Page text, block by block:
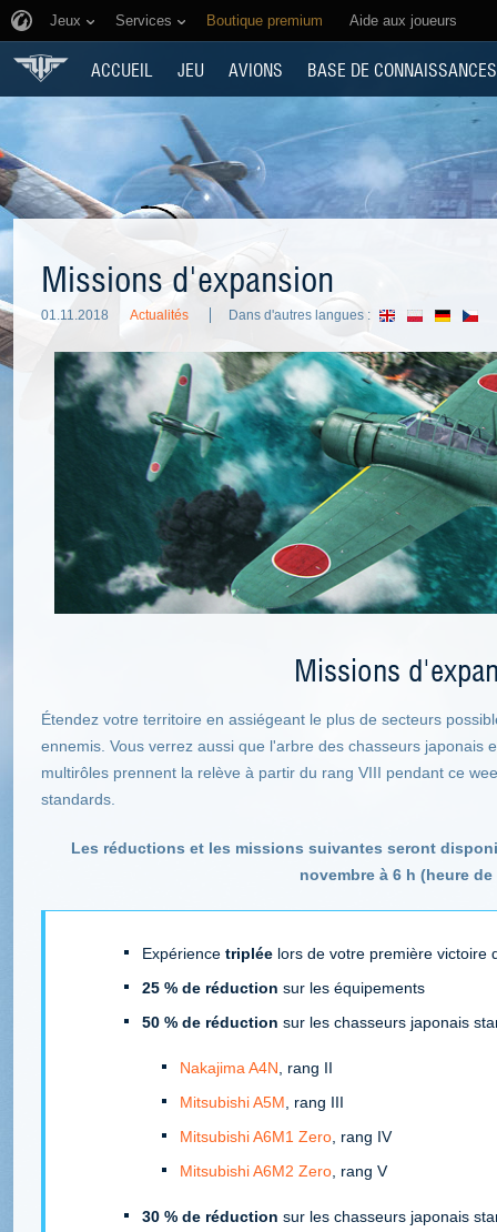
Jeux Services Boutique premium Aide aux joueurs
ACCUEIL JEU AVIONS BASE DE CONNAISSANCES
Missions d'expansion
01.11.2018 Actualités Dans d'autres langues :
Missions
Étendez votre territoire en assiégeant le plus de secteurs
ennemis. Vous verrez aussi que l'arbre des chasseurs japonais
multirôles prennent la relève à partir du rang VIII pendant ce
standards.
Les réductions et les missions suivantes seront
novembre à 6 h (heure de
Expérience triplée lors de votre première victoire
25 % de réduction sur les équipements
50 % de réduction sur les chasseurs japonais
Nakajima A4N , rang II
Mitsubishi A5M , rang III
Mitsubishi A6M1 Zero , rang IV
Mitsubishi A6M2 Zero , rang V
30 % de réduction sur les chasseurs japonais